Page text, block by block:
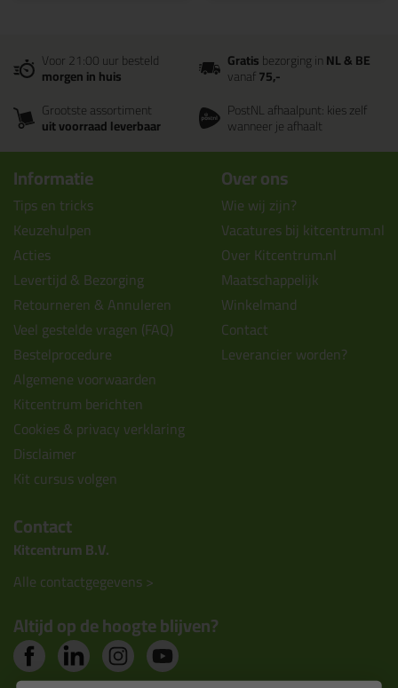
Voor 21:00 uur besteld
morgen in huis
Gratisbezorging inNL & BE
vanaf75,-
Grootste assortiment
uit voorraad leverbaar
PostNL afhaalpunt: kies zelf
wanneer je afhaalt
Informatie
Tips en tricks
Keuzehulpen
Acties
Levertijd & Bezorging
Retourneren & Annuleren
Veel gestelde vragen (FAQ)
Bestelprocedure
Algemene voorwaarden
Kitcentrum berichten
Cookies & privacy verklaring
Disclaimer
Kit cursus volgen
Over ons
Wie wij zijn?
Vacatures bij kitcentrum.nl
Over Kitcentrum.nl
Maatschappelijk
Winkelmand
Contact
Leverancier worden?
Contact
Kitcentrum B.V.
Alle contactgegevens >
Altijd op de hoogte blijven?